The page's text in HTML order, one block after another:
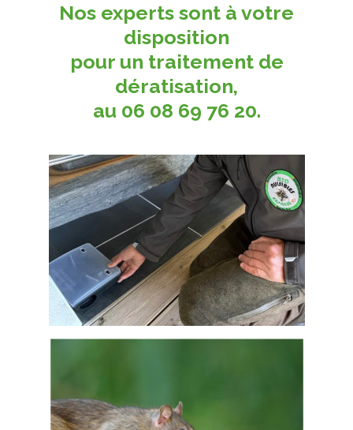
Nos experts sont à votre
disposition
pour un traitement de
dératisation,
au 06 08 69 76 20.